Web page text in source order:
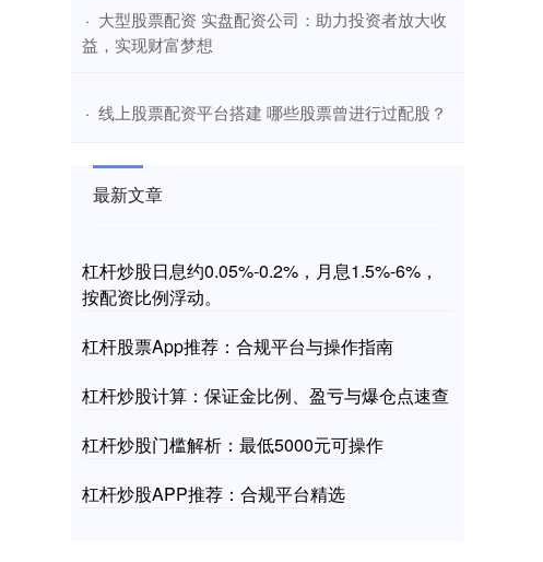
· ​大型股票配资 实盘配资公司：助力投资者放大收
益，实现财富梦想
· ​线上股票配资平台搭建 哪些股票曾进行过配股？
最新文章
杠杆炒股日息约0.05%-0.2%，月息1.5%-6%，
按配资比例浮动。
杠杆股票App推荐：合规平台与操作指南
杠杆炒股计算：保证金比例、盈亏与爆仓点速查
杠杆炒股门槛解析：最低5000元可操作
杠杆炒股APP推荐：合规平台精选